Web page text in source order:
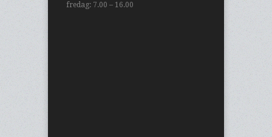
fredag: 7.00 – 16.00